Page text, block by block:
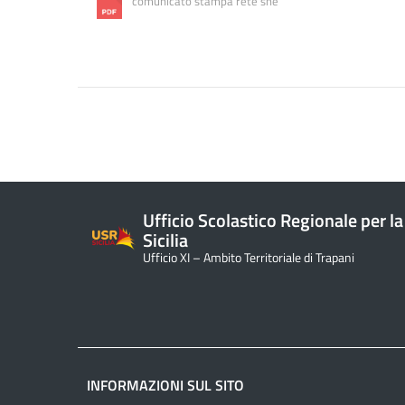
Ufficio Scolastico Regionale per la
Sicilia
Ufficio XI – Ambito Territoriale di Trapani
INFORMAZIONI SUL SITO